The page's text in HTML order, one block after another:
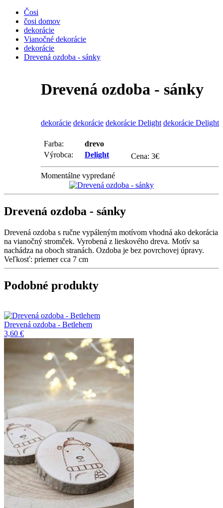
Čosi
čosi domov
dekorácie
Vianočné dekorácie
dekorácie
Drevená ozdoba - sánky
Drevená ozdoba - sánky
dekorácie dekorácie dekorácie Delight dekorácie Delight
Farba:
drevo
Výrobca:
Delight Cena: 3€
Momentálne vypredané
Drevená ozdoba - sánky
Drevená ozdoba s ručne vypáleným motívom vhodná ako dekorácia
na vianočný stromček. Vyrobená z lieskového dreva. Motív sa
nachádza na oboch stranách. Ozdoba je bez povrchovej úpravy.
Veľkosť: priemer cca 7 cm
Podobné produkty
Drevená ozdoba - Betlehem
3,60 €